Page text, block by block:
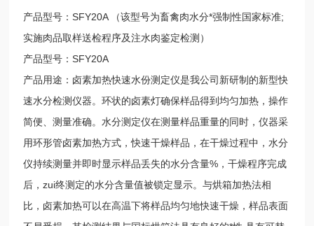
产品型号：SFY20A （该型号为畜禽肉水分*强制性国家标准;
实施肉品取样送检程序及注水肉鉴定检测）
产品型号：SFY20A
产品用途：卤素加热快速水份测定仪是我公司新研制的新型快
速水分检测仪器。环状的卤素灯确保样品得到均匀加热，操作
简便、测量准确。水分测定仪在测量样品重量的同时，仪器采
用环形管卤素加热方式，快速干燥样品，在干燥过程中，水分
仪持续测量并即时显示样品丢失的水分含量%，干燥程序完成
后，zui终测定的水分含量值被锁定显示。与烘箱加热法相
比，卤素加热可以在高温下将样品均匀地快速干燥，样品表面